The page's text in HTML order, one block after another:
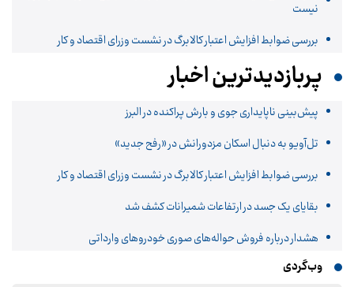
نیست
بررسی ضوابط افزایش اعتبار کالابرگ در نشست وزرای اقتصاد و کار
پربازدیدترین اخبار
پیش‌بینی ناپایداری جوی و بارش پراکنده در البرز
تل‌آویو به دنبال اسکان مزدورانش در «رفح جدید»
بررسی ضوابط افزایش اعتبار کالابرگ در نشست وزرای اقتصاد و کار
بقایای یک جسد در ارتفاعات شمیرانات کشف شد
هشدار درباره فروش حواله‌های صوری خودروهای وارداتی
وب‌گردی